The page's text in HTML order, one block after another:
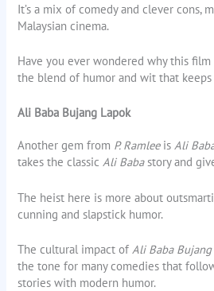
It’s a mix of comedy and clever cons,
Malaysian cinema.
Have you ever wondered why this film
the blend of humor and wit that
Ali Baba Bujang Lapok
Another gem from P. RamleeisAli
takes the classicAli Babastory and
The heist here is more about
cunning and slapstick humor.
The cultural impact ofAli Baba
the tone for many comedies that
stories with modern humor.